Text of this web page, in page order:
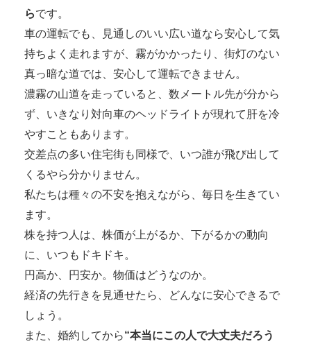
らです。
車の運転でも、見通しのいい広い道なら安心して気
持ちよく走れますが、霧がかかったり、街灯のない
真っ暗な道では、安心して運転できません。
濃霧の山道を走っていると、数メートル先が分から
ず、いきなり対向車のヘッドライトが現れて肝を冷
やすこともあります。
交差点の多い住宅街も同様で、いつ誰が飛び出して
くるやら分かりません。
私たちは種々の不安を抱えながら、毎日を生きてい
ます。
株を持つ人は、株価が上がるか、下がるかの動向
に、いつもドキドキ。
円高か、円安か。物価はどうなのか。
経済の先行きを見通せたら、どんなに安心できるで
しょう。
また、婚約してから“本当にこの人で大丈夫だろう